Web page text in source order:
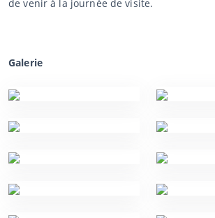
de venir à la journée de visite.
Galerie